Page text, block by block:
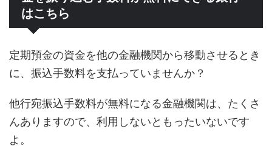
はこちら
定期預金の資金を他の金融機関から移動させるとき
に、振込手数料を支払っていませんか？
他行宛振込手数料が無料になる金融機関は、たくさ
んありますので、利用しないともったいないです
よ。